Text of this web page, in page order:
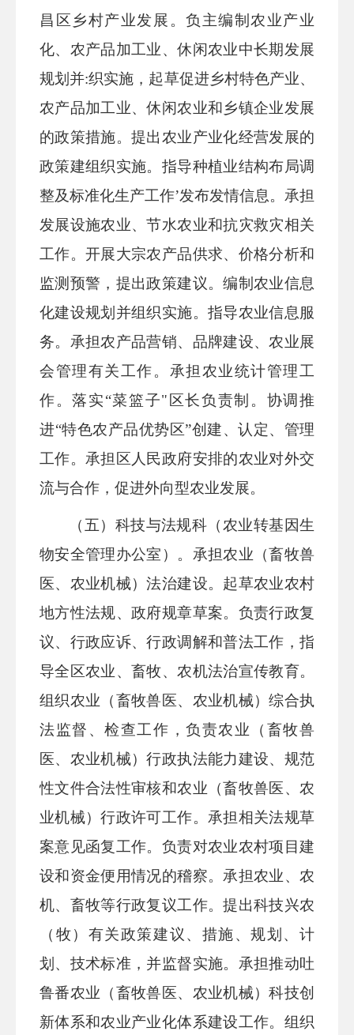
昌区乡村产业发展。负主编制农业产业
化、农产品加工业、休闲农业中长期发展
规划并:织实施，起草促进乡村特色产业、
农产品加工业、休闲农业和 乡镇企业发展
的政策措施。提出农业产业化经营发展的
政策建组织实施。指导种植业结构布局调
整及标准化生产工作’发布发情信息。承担
发展设施农业、节水农业和抗灾救灾相关
工作。开展大宗农产品供求、价格分析和
监测预警，提出政策建议。编制农业信息
化建设规划并组织实施。指导农业信息服
务。承担农产品营销、品牌建设、农业展
会管理有关工作。承担农业统计管理工
作。落实“菜篮子"区长负责制。协调推
进“特色农产品优势 区”创建、认定、管理
工作。承担区人民政府安排的农业对外交
流与合作，促进外向型农业发展。
（ 五）科技与法规科 （农业转基因生
物安全管理办公室）。 承担农业（畜牧兽
医、农业机械）法治建设。起草农业农村
地方性法规、政府规章草案。负责行政复
议、行政应诉、行政调解和普法工作，指
导全区农业、畜牧、农机法治宣传教育。
组织农业（畜牧兽医、农业机械）综合执
法监督、检查工作，负责农业（畜牧兽
医、农业机械）行政执法能力建设、规范
性文件合法性审核和农业（畜牧兽医、农
业机械）行政许可工作。承担相关法规草
案意见函复工作。负责对农业农村项目建
设和资金便用情况的稽察。承担农业、农
机、畜牧等行政复议工作。提出科技兴农
（牧）有关政策建议、措施、规划、计
划、技术标准，并监督实施。承担推动吐
鲁番农业（畜牧兽医、农业机械）科技创
新体系和农业产业化体系建设工作。组织